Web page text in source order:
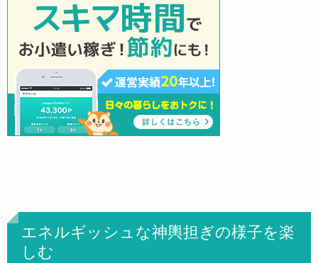
エネルギッシュな神輿担ぎの様子を楽
しむ